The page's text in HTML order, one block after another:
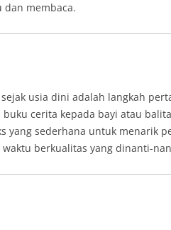
dan membaca.
usia dini adalah langkah
cerita kepada bayi atau
yang sederhana untuk menarik
berkualitas yang dinanti-